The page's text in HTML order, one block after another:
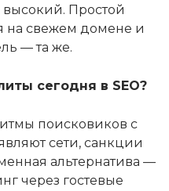
Простой
на свежем домене и
— та же.
сегодня в SEO?
поисковиков с
сети, санкции
альтернатива —
через гостевые